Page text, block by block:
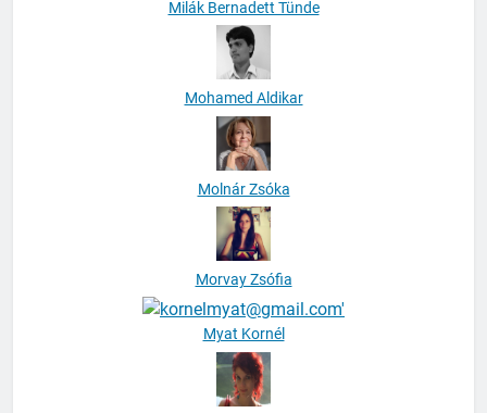
Milák Bernadett Tünde
Mohamed Aldikar
Molnár Zsóka
Morvay Zsófia
Myat Kornél